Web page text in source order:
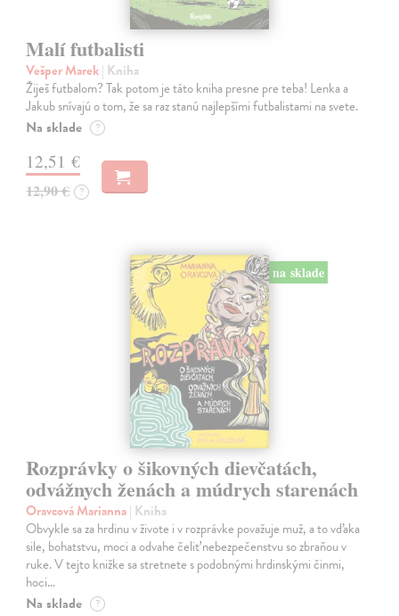
Malí futbalisti
Vešper Marek| Kniha
Žiješ futbalom? Tak potom je táto kniha presne pre teba! Lenka a
Jakub snívajú o tom, že sa raz stanú najlepšími futbalistami na svete.
Na sklade ?
12,51 €
12,90 € ?
na sklade
Rozprávky o šikovných dievčatách,
odvážnych ženách a múdrych starenách
Oravcová Marianna| Kniha
Obvykle sa za hrdinu v živote i v rozprávke považuje muž, a to vďaka
sile, bohatstvu, moci a odvahe čeliť nebezpečenstvu so zbraňou v
ruke. V tejto knižke sa stretnete s podobnými hrdinskými činmi,
hoci…
Na sklade ?